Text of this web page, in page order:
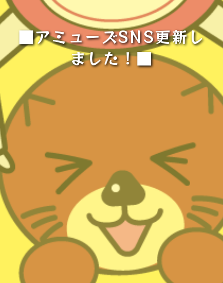
■アミューズSNS更新し
ました！■